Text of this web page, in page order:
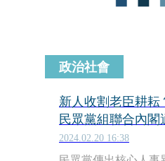
政治社會
新人收割老臣耕
民眾黨組聯合內閣
2024.02.20 16:38